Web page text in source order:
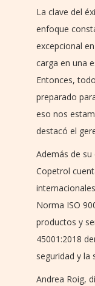
La clave del
enfoque
excepcional
carga en una
Entonces,
preparado
eso nos
destacó el
Además de
Copetrol
Norma ISO
productos y
45001:2018
seguridad y la
Andrea Roig,